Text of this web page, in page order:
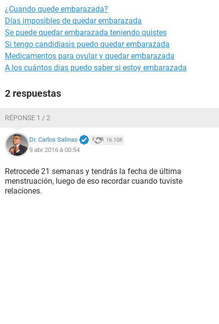
¿Cuando quede embarazada?
Días imposibles de quedar embarazada
Se puede quedar embarazada teniendo quistes
Si tengo candidiasis puedo quedar embarazada
Medicamentos para ovular y quedar embarazada
A los cuántos dias puedo saber si estoy embarazada
2 respuestas
RÉPONSE 1 / 2
Dr. Carlos Salinas 16.108
9 abr 2016 à 00:54
Retrocede 21 semanas y tendrás la fecha de última
menstruación, luego de eso recordar cuando tuviste
relaciones.